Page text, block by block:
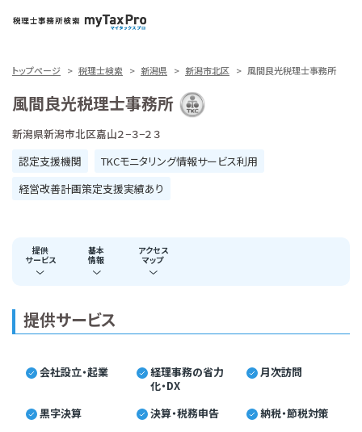
トップページ 税理士検索 新潟県 新潟市北区 風間良光税理士事務所
風間良光税理士事務所
新潟県新潟市北区嘉山２−３−２３
認定支援機関
TKCモニタリング情報サービス利用
経営改善計画策定支援実績あり
提供
サービス
基本
情報
アクセス
マップ
提供サービス
会社設立・起業
経理事務の省力
化・DX
月次訪問
黒字決算 決算・税務申告
納税・節税対策